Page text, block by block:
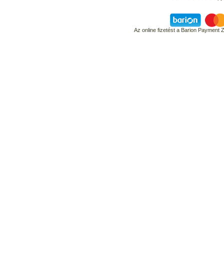
Az online fizetést a Barion Payment